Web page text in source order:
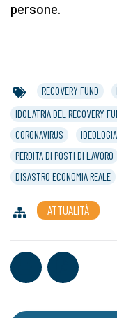
persone.
RECOVERY FUND
IDOLATRIA DEL RECOVERY
CORONAVIRUS
PERDITA DI POSTI DI LAVORO
DISASTRO ECONOMIA REALE
ATTUALITÀ